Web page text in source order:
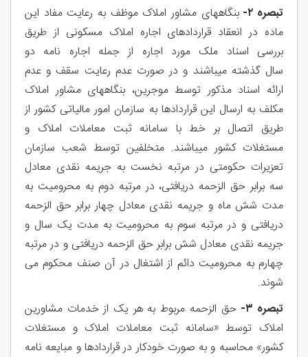
تبصره ۲-
بنگاههای مشاور املاک موظف به رعایت مفاد این
ماده در انعقاد قراردادهای اجاره املاک مسکونی از طریق
بررسی اسناد ملک مورد اجاره از جمله اجاره نامه دو
سال گذشته میباشند و در صورت عدم رعایت سقف و عدم
ارائه اسناد مذکور توسط موجرين، بنگاههای مشاور املاک
مکلف به ارسال این قراردادها به سازمان امور مالیاتی کشور از
طریق اتصال بر خط با سامانه ثبت معاملات املاک و
مستغلات کشور میباشند. متخلفین توسط شعب سازمان
تعزیرات حکومتی در مرتبه نخست به جریمه نقدی معادل
سه برابر حق الزحمه دریافتی، در مرتبه دوم به محرومیت به
مدت شش ماه و جریمه نقدی معادل چهار برابر حق الزحمه
دریافتی و در مرتبه سوم به محرومیت به مدت یک سال و
جریمه نقدی معادل شش برابر حق الزحمه دریافتی و در مرتبه
چهارم به محرومیت دائم از اشتغال در آن صنف محکوم می
شوند.
تبصره ۳-
حق الزحمه مربوط به هر یک از خدمات مشاورین
املاک توسط «سامانه ثبت معاملات املاک و مستغلات
کشور» محاسبه و به صورت خودکار در قراردادها و مبایعه نامه